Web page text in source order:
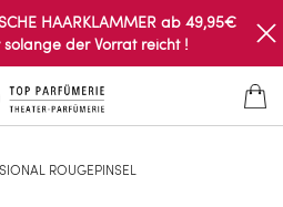
HAARKLAMMER ab 49,95€
der Vorrat reicht !
ROUGEPINSEL